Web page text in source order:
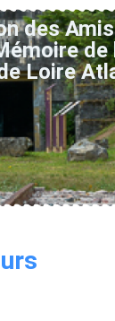
des
Loire